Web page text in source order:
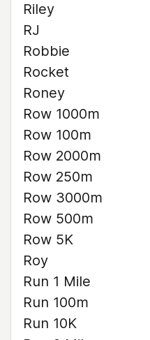
Riley
RJ
Robbie
Rocket
Roney
Row 1000m
Row 100m
Row 2000m
Row 250m
Row 3000m
Row 500m
Row 5K
Roy
Run 1 Mile
Run 100m
Run 10K